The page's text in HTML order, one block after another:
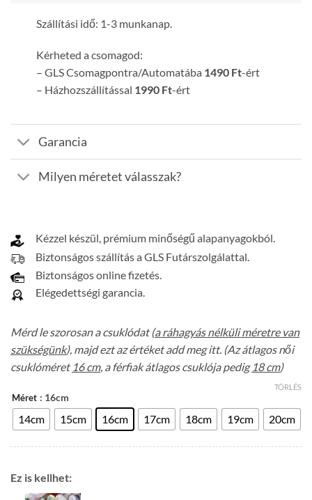
Szállítási idő: 1-3 munkanap.
Kérheted a csomagod:
– GLS Csomagpontra/Automatába 1490 Ft-ért
– Házhozszállítással 1990 Ft-ért
Garancia
Milyen méretet válasszak?
Kézzel készül, prémium minőségű alapanyagokból.
Biztonságos szállítás a GLS Futárszolgálattal.
Biztonságos online fizetés.
Elégedettségi garancia.
Mérd le szorosan a csuklódat (a ráhagyás nélküli méretre van
szükségünk), majd ezt az értéket add meg itt. (Az átlagos női
csuklóméret 16 cm, a férfiak átlagos csuklója pedig 18 cm)
Méret : 16cm
14cm 15cm 16cm 17cm 18cm 19cm 20cm
TÖRLÉS
Ez is kellhet: